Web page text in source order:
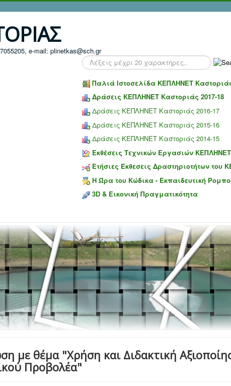
e-mail: plinetkas@sch.gr
Search
...
Παλιά Ιστοσελίδα ΚΕΠΛΗΝΕΤ
Δράσεις ΚΕΠΛΗΝΕΤ Καστοριάς 2017-18
Δράσεις ΚΕΠΛΗΝΕΤ Καστοριάς 2016-17
Δράσεις ΚΕΠΛΗΝΕΤ Καστοριάς 2015-16
Δράσεις ΚΕΠΛΗΝΕΤ Καστοριάς 2014-15
Εκθέσεις Τεχνικών Εργασιών
Ετήσιες Έκθεσεις Δραστηριοτήτων του
Η Ώρα του Κώδικα - Εκπαιδευτική
3D & Εικονική Πραγματικότητα
με θέμα "Χρήση και Διδακτική
Προβολέα"